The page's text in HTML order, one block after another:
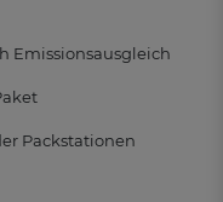
Emissionsausgleich
Packstationen